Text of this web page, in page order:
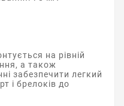
на рівній
а також
забезпечити легкий
і брелоків до